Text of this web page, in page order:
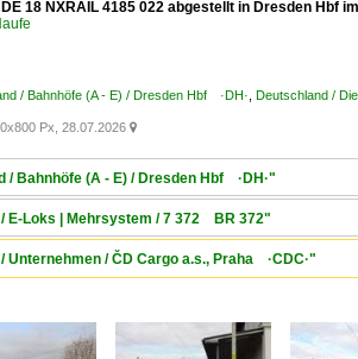
18 NXRAIL 4185 022 abgestellt in Dresden Hbf
/ Bahnhöfe (A - E) / Dresden Hbf ·DH· Deutschland /
Px, 28.07.2026 
Bahnhöfe (A - E) / Dresden Hbf ·DH·"
E-Loks | Mehrsystem / 7 372 BR 372"
Unternehmen / ČD Cargo a.s., Praha ·CDC·"